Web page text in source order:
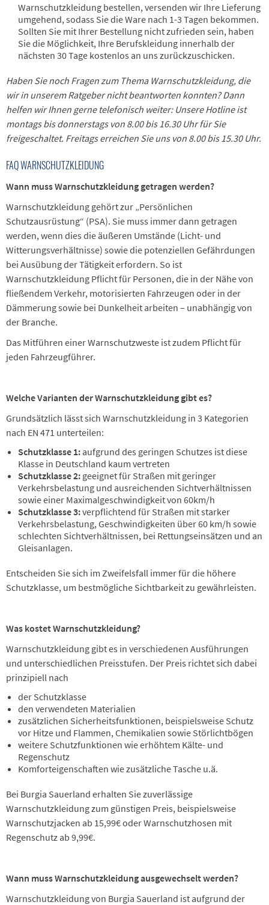
Warnschutzkleidung bestellen, versenden wir Ihre Lieferung
umgehend, sodass Sie die Ware nach 1-3 Tagen bekommen.
Sollten Sie mit Ihrer Bestellung nicht zufrieden sein, haben
Sie die Möglichkeit, Ihre Berufskleidung innerhalb der
nächsten 30 Tage kostenlos an uns zurückzuschicken.
Haben Sie noch Fragen zum Thema Warnschutzkleidung, die
wir in unserem Ratgeber nicht beantworten konnten? Dann
helfen wir Ihnen gerne telefonisch weiter: Unsere Hotline ist
montags bis donnerstags von 8.00 bis 16.30 Uhr für Sie
freigeschaltet. Freitags erreichen Sie uns von 8.00 bis 15.30 Uhr.
FAQ WARNSCHUTZKLEIDUNG
Wann muss Warnschutzkleidung getragen werden?
Warnschutzkleidung gehört zur „Persönlichen
Schutzausrüstung“ (PSA). Sie muss immer dann getragen
werden, wenn dies die äußeren Umstände (Licht- und
Witterungsverhältnisse) sowie die potenziellen Gefährdungen
bei Ausübung der Tätigkeit erfordern. So ist
Warnschutzkleidung Pflicht für Personen, die in der Nähe von
fließendem Verkehr, motorisierten Fahrzeugen oder in der
Dämmerung sowie bei Dunkelheit arbeiten – unabhängig von
der Branche.
Das Mitführen einer Warnschutzweste ist zudem Pflicht für
jeden Fahrzeugführer.
Welche Varianten der Warnschutzkleidung gibt es?
Grundsätzlich lässt sich Warnschutzkleidung in 3 Kategorien
nach EN 471 unterteilen:
Schutzklasse 1: aufgrund des geringen Schutzes ist diese
Klasse in Deutschland kaum vertreten
Schutzklasse 2: geeignet für Straßen mit geringer
Verkehrsbelastung und ausreichenden Sichtverhältnissen
sowie einer Maximalgeschwindigkeit von 60km/h
Schutzklasse 3:verpflichtend für Straßen mit starker
Verkehrsbelastung, Geschwindigkeiten über 60 km/h sowie
schlechten Sichtverhältnissen, bei Rettungseinsätzen und an
Gleisanlagen.
Entscheiden Sie sich im Zweifelsfall immer für die höhere
Schutzklasse, um bestmögliche Sichtbarkeit zu gewährleisten.
Was kostet Warnschutzkleidung?
Warnschutzkleidung gibt es in verschiedenen Ausführungen
und unterschiedlichen Preisstufen. Der Preis richtet sich dabei
prinzipiell nach
der Schutzklasse
den verwendeten Materialien
zusätzlichen Sicherheitsfunktionen, beispielsweise Schutz
vor Hitze und Flammen, Chemikalien sowie Störlichtbögen
weitere Schutzfunktionen wie erhöhtem Kälte- und
Regenschutz
Komforteigenschaften wie zusätzliche Tasche u.ä.
Bei Burgia Sauerland erhalten Sie zuverlässige
Warnschutzkleidung zum günstigen Preis, beispielsweise
Warnschutzjacken ab 15,99€ oder Warnschutzhosen mit
Regenschutz ab 9,99€.
Wann muss Warnschutzkleidung ausgewechselt werden?
Warnschutzkleidung von Burgia Sauerland ist aufgrund der